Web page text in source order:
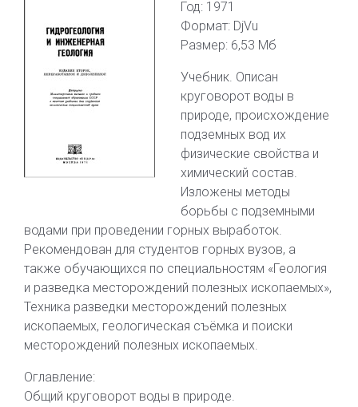
Год: 1971
Формат: DjVu
Размер: 6,53 Мб
Учебник. Описан
круговорот воды в
природе, происхождение
подземных вод их
физические свойства и
химический состав.
Изложены методы
борьбы с подземными
водами при проведении горных выработок.
Рекомендован для студентов горных вузов, а
также обучающихся по специальностям «Геология
и разведка месторождений полезных ископаемых»,
Техника разведки месторождений полезных
ископаемых, геологическая съёмка и поиски
месторождений полезных ископаемых.
Оглавление:
Общий круговорот воды в природе.